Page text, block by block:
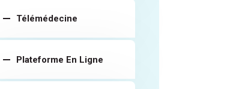
Télémédecine
Plateforme En Ligne